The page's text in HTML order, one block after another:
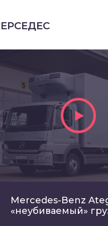
Mercedes-Benz
«неубиваемый»